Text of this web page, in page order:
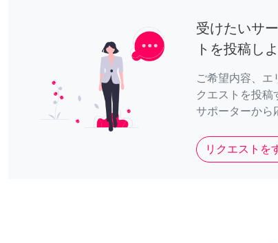
受けたいサ
トを投稿し
ご希望内容、エ
クエストを投稿
サポーターから
リクエストを